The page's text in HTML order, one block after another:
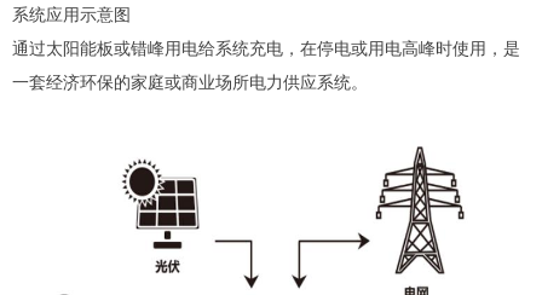
系统应用示意图
通过太阳能板或错峰用电给系统充电，在停电或用电高峰时使用，是
一套经济环保的家庭或商业场所电力供应系统。